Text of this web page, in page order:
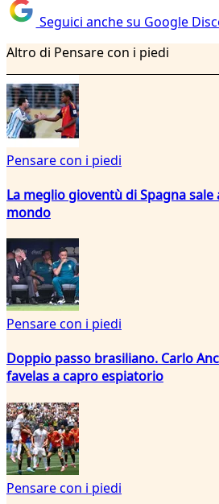
Seguici anche su Google
Altro di Pensare con i piedi
Pensare con i piedi
La meglio gioventù di Spagna
mondo
Pensare con i piedi
Doppio passo brasiliano. Carlo
favelas a capro espiatorio
Pensare con i piedi